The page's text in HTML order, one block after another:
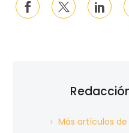
Más artículos de